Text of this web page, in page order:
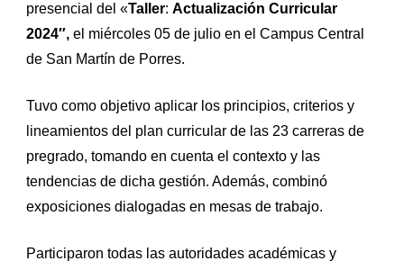
presencial del «Taller:Actualización Curricular
2024″,el miércoles 05 de julio en el Campus Central
de San Martín de Porres.
Tuvo como objetivo aplicar los principios, criterios y
lineamientos del plan curricular de las 23 carreras de
pregrado, tomando en cuenta el contexto y las
tendencias de dicha gestión. Además, combinó
exposiciones dialogadas en mesas de trabajo.
Participaron todas las autoridades académicas y